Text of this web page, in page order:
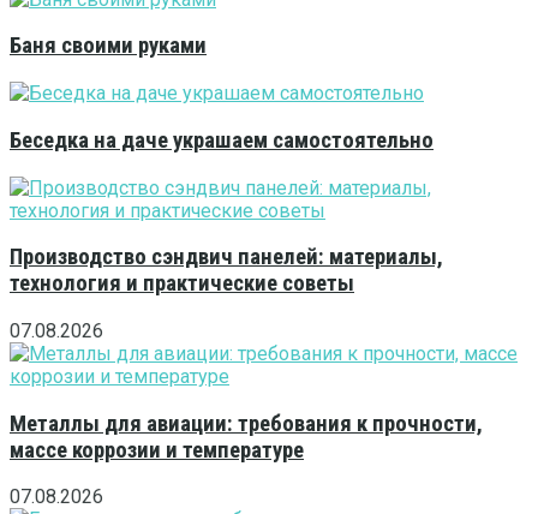
Баня своими руками
Беседка на даче украшаем самостоятельно
Производство сэндвич панелей: материалы,
технология и практические советы
07.08.2026
Металлы для авиации: требования к прочности,
массе коррозии и температуре
07.08.2026